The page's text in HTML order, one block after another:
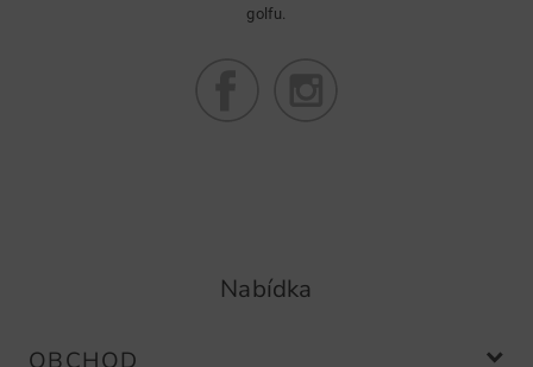
golfu.
Nabídka